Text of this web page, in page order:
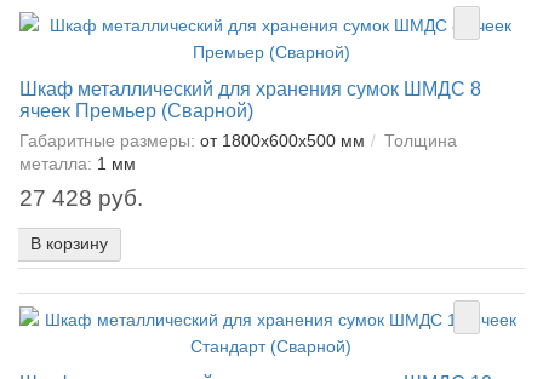
Шкаф металлический для хранения сумок ШМДС 8
ячеек Премьер (Сварной)
Габаритные размеры: от 1800x600x500 мм
Толщина
металла: 1 мм
27 428 руб.
В корзину